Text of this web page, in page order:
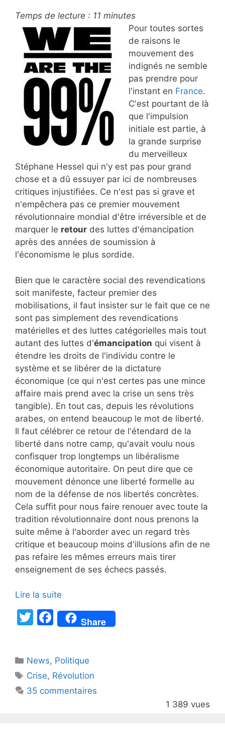
Temps de lecture : 11 minutes
Pour toutes sortes
de raisons le
mouvement des
indignés ne semble
pas prendre pour
l'instant en France.
C'est pourtant de là
que l'impulsion
initiale est partie, à
la grande surprise
du merveilleux
Stéphane Hessel qui n'y est pas pour grand
chose et a dû essuyer par ici de nombreuses
critiques injustifiées. Ce n'est pas si grave et
n'empêchera pas ce premier mouvement
révolutionnaire mondial d'être irréversible et de
marquer le retour des luttes d'émancipation
après des années de soumission à
l'économisme le plus sordide.
Bien que le caractère social des revendications
soit manifeste, facteur premier des
mobilisations, il faut insister sur le fait que ce ne
sont pas simplement des revendications
matérielles et des luttes catégorielles mais tout
autant des luttes d'émancipation qui visent à
étendre les droits de l'individu contre le
système et se libérer de la dictature
économique (ce qui n'est certes pas une mince
affaire mais prend avec la crise un sens très
tangible). En tout cas, depuis les révolutions
arabes, on entend beaucoup le mot de liberté.
Il faut célébrer ce retour de l'étendard de la
liberté dans notre camp, qu'avait voulu nous
confisquer trop longtemps un libéralisme
économique autoritaire. On peut dire que ce
mouvement dénonce une liberté formelle au
nom de la défense de nos libertés concrètes.
Cela suffit pour nous faire renouer avec toute la
tradition révolutionnaire dont nous prenons la
suite même à l'aborder avec un regard très
critique et beaucoup moins d'illusions afin de ne
pas refaire les mêmes erreurs mais tirer
enseignement de ses échecs passés.
Lire la suite
T
er
F
a
e
b
o
Share
Catégories
News, Politique
Étiquettes
Crise, Révolution
35 commentaires
1 389 vues